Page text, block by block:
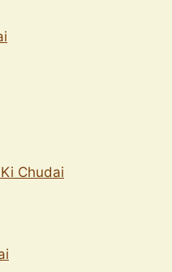
Chudai